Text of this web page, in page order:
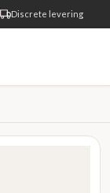
Discrete levering